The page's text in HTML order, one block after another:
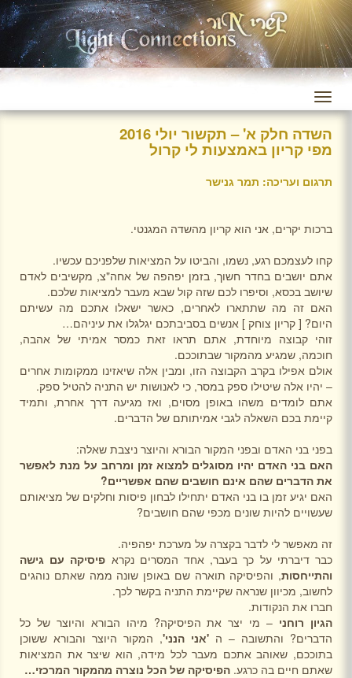
השדה חלק א' – תקשור יולי 2016
מפי קריון באמצעות לי קרול
תרגום ועריכה: תמר גנישר
ברכות יקרים, אני הוא קריון מהשדה המגנטי.
קחו לעצמכם רגע, נשמו, והביטו על המציאות שלפניכם עכשיו.
אתם יושבים בחדר חשוך, בזמן יפהפה של אחה"צ, מקשיבים לאדם
שיושב בכסא, וסיפרו לכם שזה קול שבא מעבר למציאות שלכם.
האם זה מה שתתארו לאחרים, כאשר ישאלו אתכם מה עשיתם
היום? [ קריון צוחק ] אנשים בסביבתכם יגלגלו את עיניהם…
זוהי קבוצה מיוחדת, אתם תראו זאת כמסר אמיתי של אהבה,
חוכמה, שמגיע מהמקור שבתוככם.
אולם אפילו בקרב הקבוצה הזו, ומבין אלה שיאזינו ממקומות אחרים
– יהיו אלה שיטילו ספק במסר, כי לאנושות יש התניה להטיל ספק.
אתם לומדים משהו באופן מסוים, ואז מגיעה דרך אחרת, ותמיד
קיימת בכם השאלה לגבי אמיתותם של הדברים.
בפני בני האדם ובפני המקור הבורא והיוצר ניצבת שאלה:
האם בני האדם יהיו מסוגלים למצוא זמן ומרחב על מנת לאפשר
את הדברים שהם אינם חושבים שהם אפשריים?
האם יגיע זמן בו בני האדם יתחילו לבחון פיסות וחלקים של מציאותם
שעשויים להיות שונים מכפי שהם חושבים?
זה מאפשר לי לדבר בקצרה על מערכת יפהפיה.
כבר דיברתי על כך בעבר, אחד המסרים נקרא פיסיקה עם גישה
והתייחסות, והפיסיקה תוארה שם באופן שונה ממה שאתם נוהגים
לחשוב, מכיוון שנראה שקיימת התניה בקשר לכך.
חברו את הנקודות.
הגיון רוחני – מי יצר את הפיסיקה? מיהו הבורא והיוצר של כל
הדברים? והתשובה – ה 'אני הנני', המקור היוצר והבורא ששוכן
בתוככם, שאוהב אתכם מעבר לכל מידה, הוא שיצר את המציאות
שאתם חיים בה כרגע. הפיסיקה של הכל נוצרה מהמקור המרכזי…